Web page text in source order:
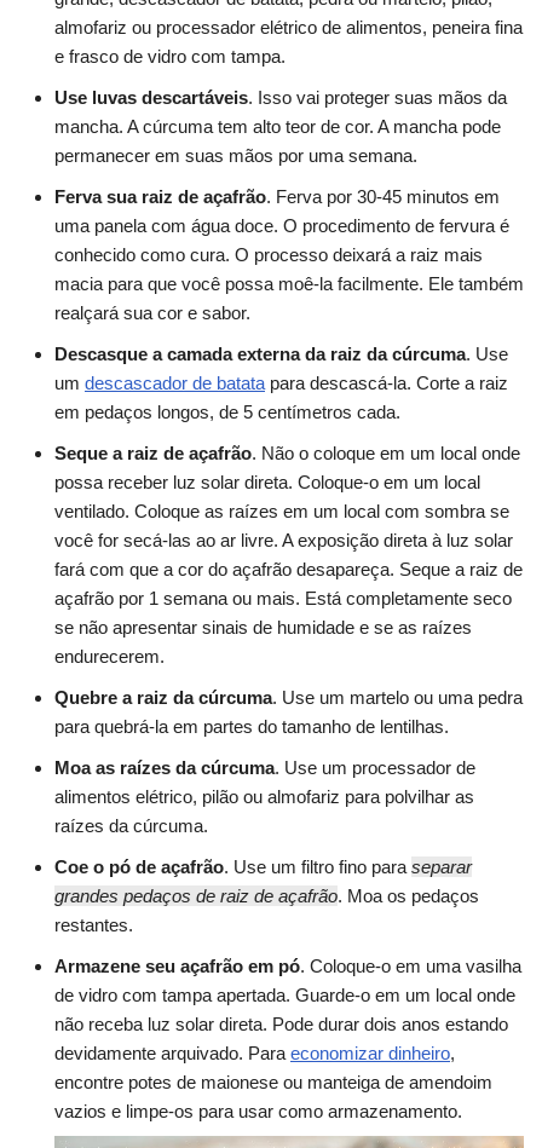
almofariz ou processador elétrico de alimentos, peneira fina
e frasco de vidro com tampa.
Use luvas descartáveis. Isso vai proteger suas mãos da
mancha. A cúrcuma tem alto teor de cor. A mancha pode
permanecer em suas mãos por uma semana.
Ferva sua raiz de açafrão. Ferva por 30-45 minutos em
uma panela com água doce. O procedimento de fervura é
conhecido como cura. O processo deixará a raiz mais
macia para que você possa moê-la facilmente. Ele também
realçará sua cor e sabor.
Descasque a camada externa da raiz da cúrcuma. Use
um descascador de batata para descascá-la. Corte a raiz
em pedaços longos, de 5 centímetros cada.
Seque a raiz de açafrão. Não o coloque em um local onde
possa receber luz solar direta. Coloque-o em um local
ventilado. Coloque as raízes em um local com sombra se
você for secá-las ao ar livre. A exposição direta à luz solar
fará com que a cor do açafrão desapareça. Seque a raiz de
açafrão por 1 semana ou mais. Está completamente seco
se não apresentar sinais de humidade e se as raízes
endurecerem.
Quebre a raiz da cúrcuma. Use um martelo ou uma pedra
para quebrá-la em partes do tamanho de lentilhas.
Moa as raízes da cúrcuma. Use um processador de
alimentos elétrico, pilão ou almofariz para polvilhar as
raízes da cúrcuma.
Coe o pó de açafrão. Use um filtro fino para separar
grandes pedaços de raiz de açafrão. Moa os pedaços
restantes.
Armazene seu açafrão em pó. Coloque-o em uma vasilha
de vidro com tampa apertada. Guarde-o em um local onde
não receba luz solar direta. Pode durar dois anos estando
devidamente arquivado. Para economizar dinheiro,
encontre potes de maionese ou manteiga de amendoim
vazios e limpe-os para usar como armazenamento.